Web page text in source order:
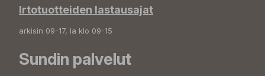
Irtotuotteiden lastausajat
arkisin 09-17, la klo 09-15
Sundin palvelut